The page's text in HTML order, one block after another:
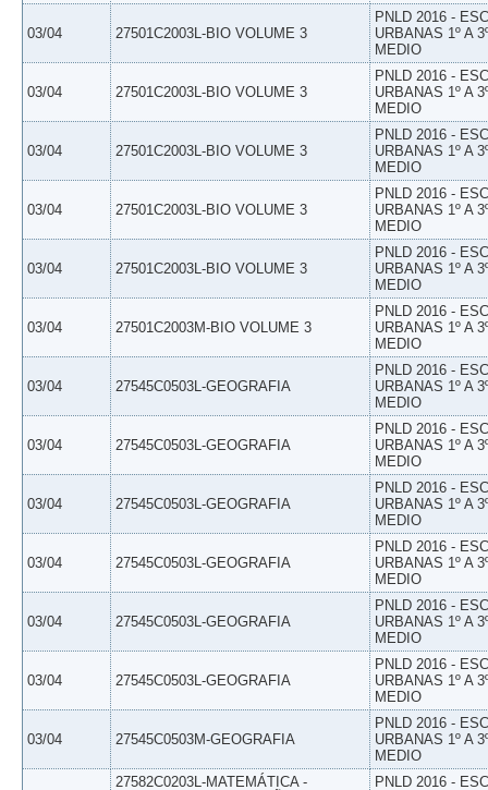
03/04 27501C2003L-BIO VOLUME 3
PNLD 2016 -
URBANAS 1º A
MEDIO
03/04 27501C2003L-BIO VOLUME 3
PNLD 2016 -
URBANAS 1º A
MEDIO
03/04 27501C2003L-BIO VOLUME 3
PNLD 2016 -
URBANAS 1º A
MEDIO
03/04 27501C2003L-BIO VOLUME 3
PNLD 2016 -
URBANAS 1º A
MEDIO
03/04 27501C2003L-BIO VOLUME 3
PNLD 2016 -
URBANAS 1º A
MEDIO
03/04 27501C2003M-BIO VOLUME 3
PNLD 2016 -
URBANAS 1º A
MEDIO
03/04 27545C0503L-GEOGRAFIA
PNLD 2016 -
URBANAS 1º A
MEDIO
03/04 27545C0503L-GEOGRAFIA
PNLD 2016 -
URBANAS 1º A
MEDIO
03/04 27545C0503L-GEOGRAFIA
PNLD 2016 -
URBANAS 1º A
MEDIO
03/04 27545C0503L-GEOGRAFIA
PNLD 2016 -
URBANAS 1º A
MEDIO
03/04 27545C0503L-GEOGRAFIA
PNLD 2016 -
URBANAS 1º A
MEDIO
03/04 27545C0503L-GEOGRAFIA
PNLD 2016 -
URBANAS 1º A
MEDIO
03/04 27545C0503M-GEOGRAFIA
PNLD 2016 -
URBANAS 1º A
MEDIO
27582C0203L-MATEMÁTICA -
PNLD 2016 -